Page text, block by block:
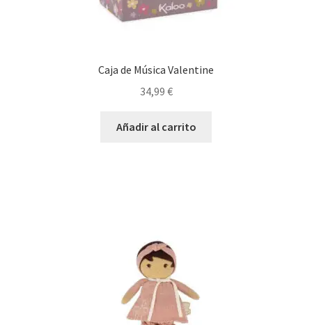
Caja de Música Valentine
34,99 €
Añadir al carrito